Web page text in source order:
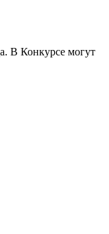
В Конкурсе могут